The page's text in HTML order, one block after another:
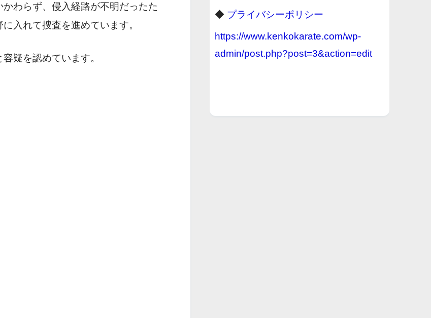
わらず、侵入経路が不明だったた
入れて捜査を進めています。
疑を認めています。
◆ プライバシーポリシー
https://www.kenkokarate.com/wp-
admin/post.php?post=3&action=edit